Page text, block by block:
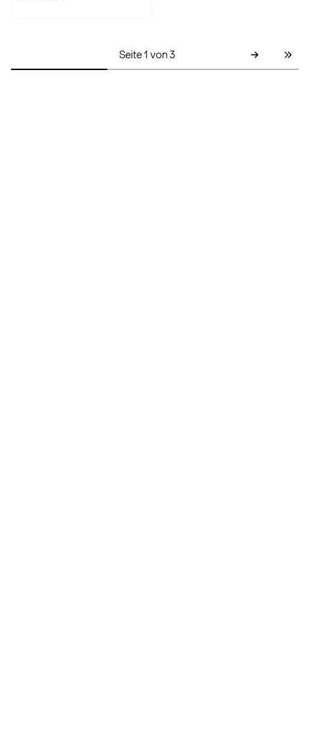
Seite 1 von 3